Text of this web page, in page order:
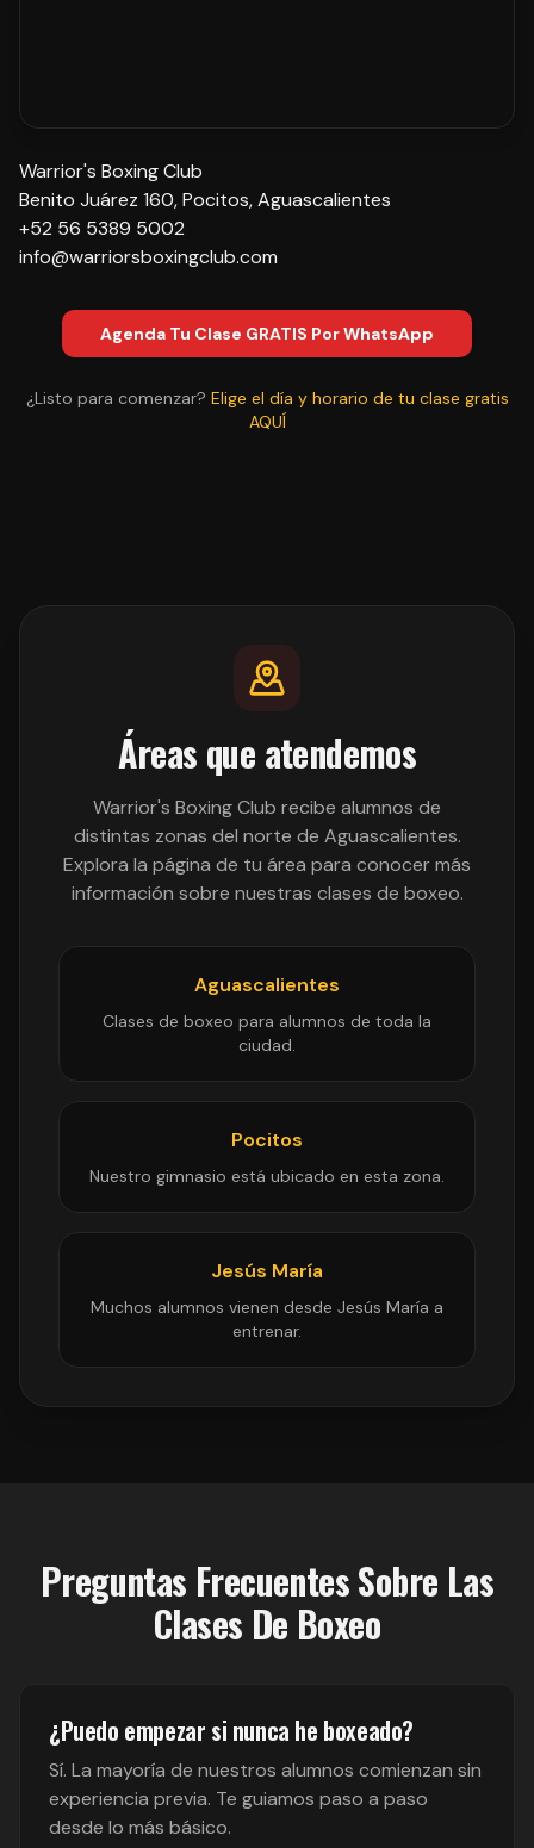
Warrior's Boxing Club
Benito Juárez 160, Pocitos, Aguascalientes
+52 56 5389 5002
info@warriorsboxingclub.com
Agenda Tu Clase GRATIS Por WhatsApp
¿Listo para comenzar? Elige el día y horario de tu clase gratis
AQUÍ
Áreas que atendemos
Warrior's Boxing Club recibe alumnos de
distintas zonas del norte de Aguascalientes.
Explora la página de tu área para conocer más
información sobre nuestras clases de boxeo.
Aguascalientes
Clases de boxeo para alumnos de toda la
ciudad.
Pocitos
Nuestro gimnasio está ubicado en esta zona.
Jesús María
Muchos alumnos vienen desde Jesús María a
entrenar.
Preguntas Frecuentes Sobre Las
Clases De Boxeo
¿Puedo empezar si nunca he boxeado?
Sí. La mayoría de nuestros alumnos comienzan sin
experiencia previa. Te guiamos paso a paso
desde lo más básico.